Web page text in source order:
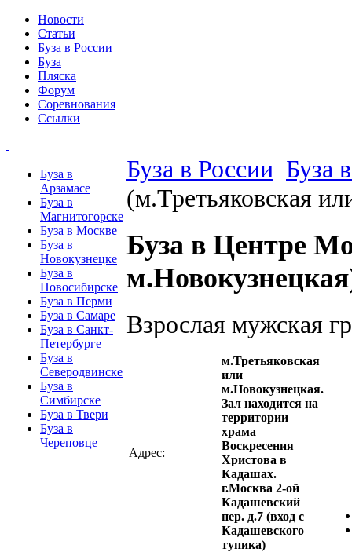
Новости
Статьи
Буза в России
Буза
Пляска
Форум
Соревнования
Ссылки
Буза в
Арзамасе
Буза в
Магнитогорске
Буза в Москве
Буза в
Новокузнецке
Буза в
Новосибирске
Буза в Перми
Буза в Самаре
Буза в Санкт-
Петербурге
Буза в
Северодвинске
Буза в
Симбирске
Буза в Твери
Буза в
Череповце
Буза в России Буза
(м.Третьяковская
Буза в Центре
Взрослая мужская
Адрес:
м.Третьяковская
или
м.Новокузнецкая.
Зал находится на
территории
храма
Воскресения
Христова в
Кадашах.
г.Москва 2-ой
Кадашевский
пер. д.7 (вход с
Кадашевского
тупика)